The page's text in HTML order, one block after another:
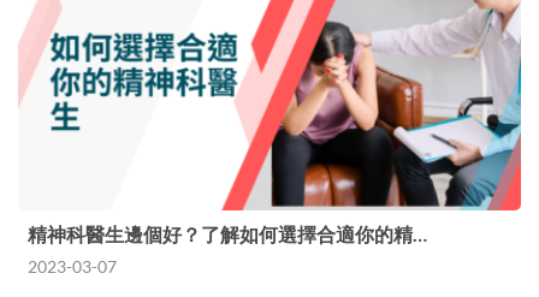
精神科醫生邊個好？了解如何選擇合適你的精…
2023-03-07